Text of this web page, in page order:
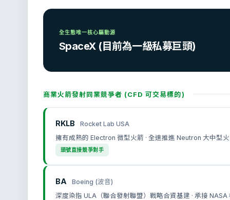
全生態唯一核心驅動源
SpaceX (目前為一級私募巨頭)
商業火箭發射同業競爭者 (CFD 可交易標的)
RKLB
Rocket Lab USA
擁有成熟的 Electron 微型火箭 · 全速推進 Neutron 大中型
頭號直接競爭對手
BA
Boeing (波音)
深度染指 ULA（聯合發射聯盟）戰略合資基建 · 承接